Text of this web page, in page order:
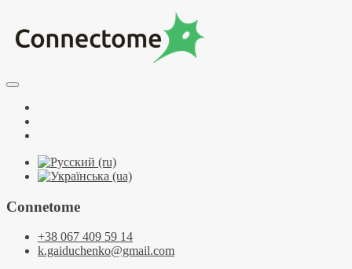
содержимому
Connectome
Курсы по НЛП и коучингу. НЛП-Практик. НЛП-Мастер.
Connetome
+38 067 409 59 14
k.gaiduchenko@gmail.com